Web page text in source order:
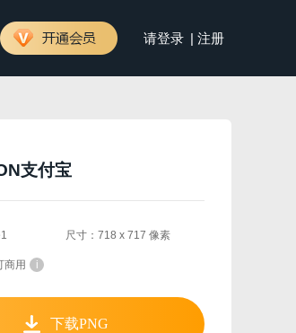
请登录 | 注册
支付宝
尺寸：718 x 717 像素
商用 i
下载PNG